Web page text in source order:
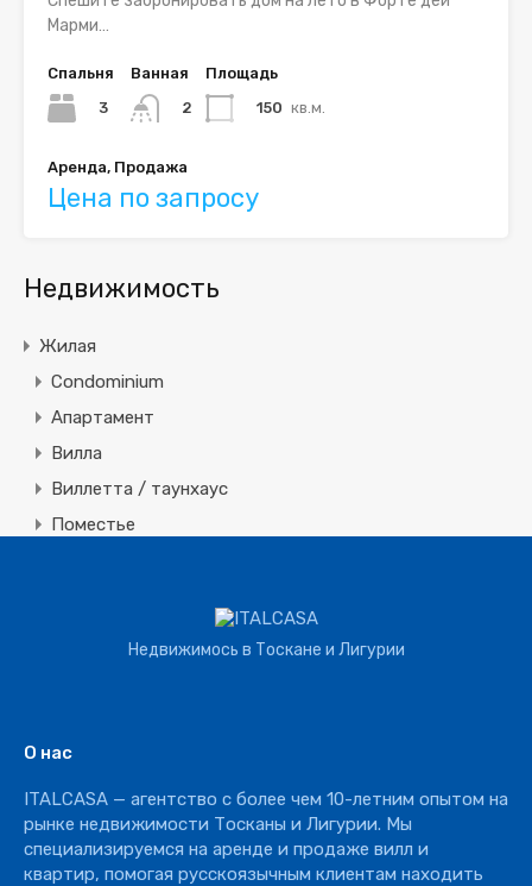
Марми…
Спальня
3
Ванная
2
Площадь
150 кв.м.
Аренда, Продажа
Цена по запросу
Недвижимость
Жилая
Condominium
Апартамент
Вилла
Виллетта / таунхаус
Поместье
Ресторан
Недвижимось в Тоскане и Лигурии
О нас
ITALCASA — агентство с более чем 10-летним опытом на
рынке недвижимости Тосканы и Лигурии. Мы
специализируемся на аренде и продаже вилл и
квартир, помогая русскоязычным клиентам находить